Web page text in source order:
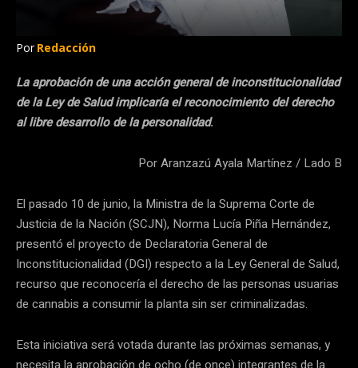
Por Redacción
La aprobación de una acción general de inconstitucionalidad
de la Ley de Salud implicaría el reconocimiento del derecho
al libre desarrollo de la personalidad.
Por Aranzazú Ayala Martínez / Lado B
El pasado 10 de junio, la Ministra de la Suprema Corte de
Justicia de la Nación (SCJN), Norma Lucía Piña Hernández,
presentó el proyecto de Declaratoria General de
Inconstitucionalidad (DGI) respecto a la Ley General de Salud,
recurso que reconocería el derecho de las personas usuarias
de cannabis a consumir la planta sin ser criminalizadas.
Esta iniciativa será votada durante las próximas semanas, y